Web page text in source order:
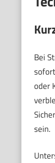
Bei
oder
sein.